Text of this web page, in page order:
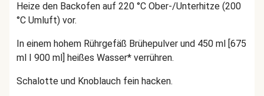
Heize den Backofen auf 220 °C Ober-/Unterhitze (200
°C Umluft) vor.
In einem hohem Rührgefäß Brühepulver und 450 ml [675
ml I 900 ml] heißes Wasser* verrühren.
Schalotte und Knoblauch fein hacken.